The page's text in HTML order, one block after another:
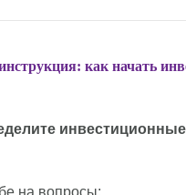
как начать